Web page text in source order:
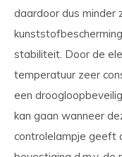
daardoor dus minder
stabiliteit. Door de
temperatuur zeer
een
kan gaan wanneer
controlelampje geeft